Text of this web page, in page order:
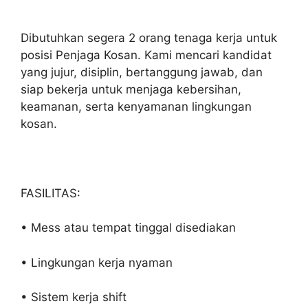
Dibutuhkan segera 2 orang tenaga kerja untuk
posisi Penjaga Kosan. Kami mencari kandidat
yang jujur, disiplin, bertanggung jawab, dan
siap bekerja untuk menjaga kebersihan,
keamanan, serta kenyamanan lingkungan
kosan.
FASILITAS:
• Mess atau tempat tinggal disediakan
• Lingkungan kerja nyaman
• Sistem kerja shift